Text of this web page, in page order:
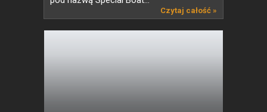
Czytaj całość »